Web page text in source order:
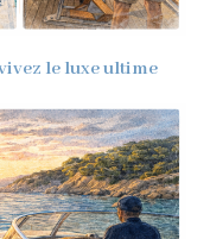
le luxe ultime